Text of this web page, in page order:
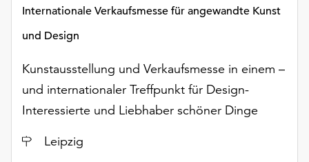
Cookies
erreichen
die
Einstellungen
über
die
Schaltfläche
„Auswählen“.
Internationale Verkaufsmesse für angewandte Kunst
und Design
Kunstausstellung und Verkaufsmesse in einem –
und internationaler Treffpunkt für Design-
Interessierte und Liebhaber schöner Dinge
Ort
Leipzig